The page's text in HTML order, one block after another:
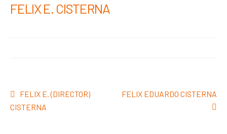
FELIX E. CISTERNA
Navegación
de
Anterior:
FELIX E. (DIRECTOR)
CISTERNA
Siguiente:
FELIX EDUARDO CISTERNA